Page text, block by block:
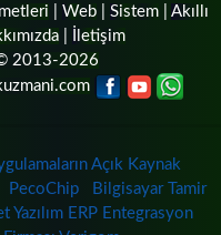
Web| Sistem| Akıllı
İletişim
© 2013-2026
Açık Kaynak
PecoChip
Bilgisayar Tamir
Yazılım ERP Entegrasyon